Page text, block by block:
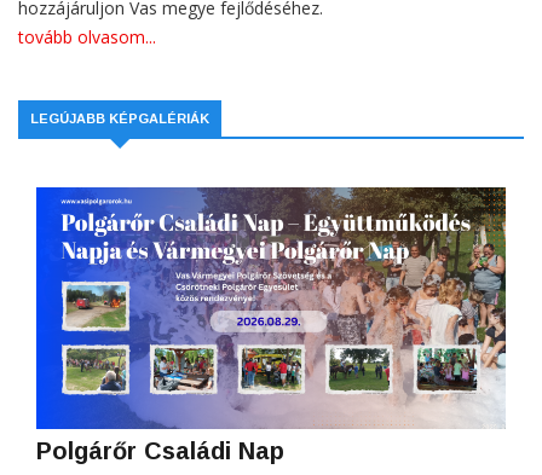
hozzájáruljon Vas megye fejlődéséhez.
tovább olvasom...
LEGÚJABB KÉPGALÉRIÁK
Polgárőr Családi Nap